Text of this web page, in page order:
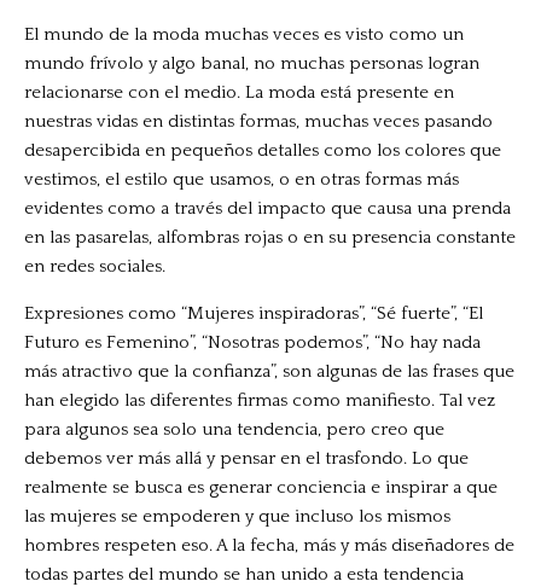
El mundo de la moda muchas veces es visto como un
mundo frívolo y algo banal, no muchas personas logran
relacionarse con el medio. La moda está presente en
nuestras vidas en distintas formas, muchas veces pasando
desapercibida en pequeños detalles como los colores que
vestimos, el estilo que usamos, o en otras formas más
evidentes como a través del impacto que causa una prenda
en las pasarelas, alfombras rojas o en su presencia constante
en redes sociales.
Expresiones como “Mujeres inspiradoras”, “Sé fuerte”, “El
Futuro es Femenino”, “Nosotras podemos”, “No hay nada
más atractivo que la confianza”, son algunas de las frases que
han elegido las diferentes firmas como manifiesto. Tal vez
para algunos sea solo una tendencia, pero creo que
debemos ver más allá y pensar en el trasfondo. Lo que
realmente se busca es generar conciencia e inspirar a que
las mujeres se empoderen y que incluso los mismos
hombres respeten eso. A la fecha, más y más diseñadores de
todas partes del mundo se han unido a esta tendencia